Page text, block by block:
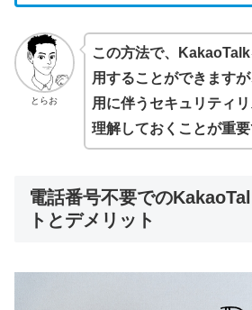
とらお
この方法で、
用することができます
用に伴うセキュリティ
理解しておくことが重要
電話番号不要での
トとデメリット